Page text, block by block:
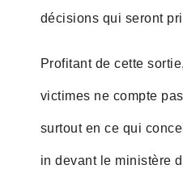
décisions qui seront
Profitant de cette
victimes ne compte
surtout en ce qui
in devant le ministère